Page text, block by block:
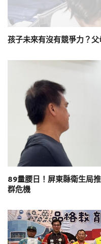
孩子未來有沒有競爭力？
89量腰日！屏東縣衛生局
群危機